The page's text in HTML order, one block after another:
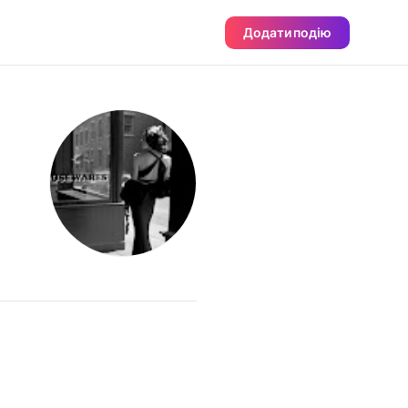
Додати подію